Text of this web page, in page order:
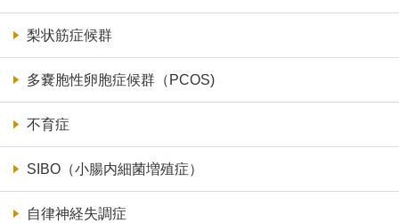
梨状筋症候群
多嚢胞性卵胞症候群（PCOS)
不育症
SIBO（小腸内細菌増殖症）
自律神経失調症